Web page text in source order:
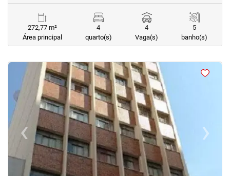
272,77 m²
Área principal
4
quarto(s)
4
Vaga(s)
5
banho(s)
<
‹Previous ›Next